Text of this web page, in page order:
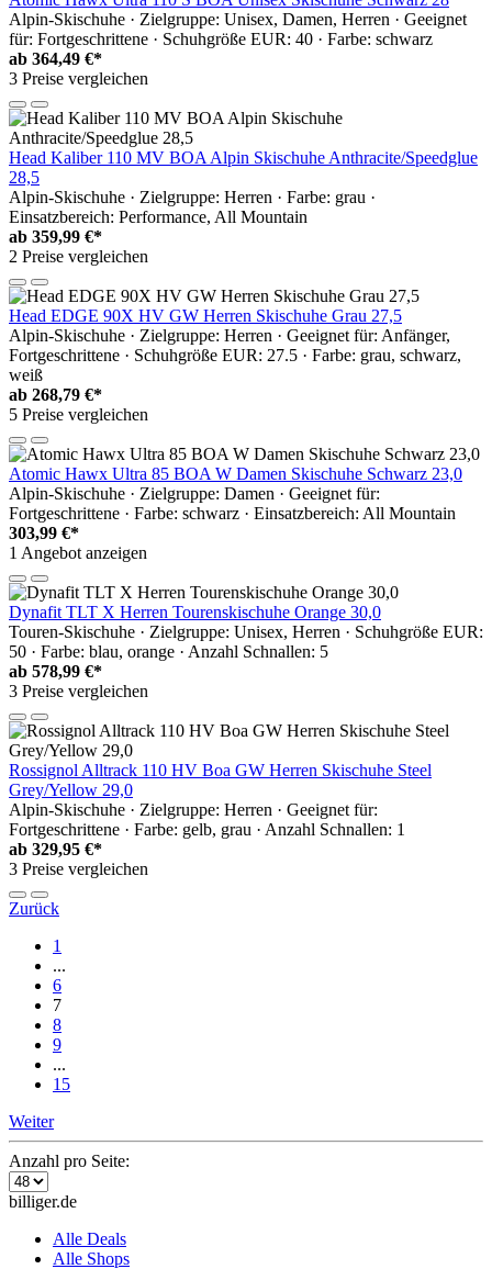
Alpin-Skischuhe · Zielgruppe: Unisex, Damen, Herren · Geeignet
für: Fortgeschrittene · Schuhgröße EUR: 40 · Farbe: schwarz
ab 364,49 €*
3 Preise vergleichen
Head Kaliber 110 MV BOA Alpin Skischuhe Anthracite/Speedglue
28,5
Alpin-Skischuhe · Zielgruppe: Herren · Farbe: grau ·
Einsatzbereich: Performance, All Mountain
ab 359,99 €*
2 Preise vergleichen
Head EDGE 90X HV GW Herren Skischuhe Grau 27,5
Alpin-Skischuhe · Zielgruppe: Herren · Geeignet für: Anfänger,
Fortgeschrittene · Schuhgröße EUR: 27.5 · Farbe: grau, schwarz,
weiß
ab 268,79 €*
5 Preise vergleichen
Atomic Hawx Ultra 85 BOA W Damen Skischuhe Schwarz 23,0
Alpin-Skischuhe · Zielgruppe: Damen · Geeignet für:
Fortgeschrittene · Farbe: schwarz · Einsatzbereich: All Mountain
303,99 €*
1 Angebot anzeigen
Dynafit TLT X Herren Tourenskischuhe Orange 30,0
Touren-Skischuhe · Zielgruppe: Unisex, Herren · Schuhgröße EUR:
50 · Farbe: blau, orange · Anzahl Schnallen: 5
ab 578,99 €*
3 Preise vergleichen
Rossignol Alltrack 110 HV Boa GW Herren Skischuhe Steel
Grey/Yellow 29,0
Alpin-Skischuhe · Zielgruppe: Herren · Geeignet für:
Fortgeschrittene · Farbe: gelb, grau · Anzahl Schnallen: 1
ab 329,95 €*
3 Preise vergleichen
Zurück
1
...
6
7
8
9
...
15
Weiter
Anzahl pro Seite:
billiger.de
Alle Deals
Alle Shops